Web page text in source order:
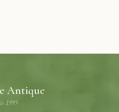
Antique
1995